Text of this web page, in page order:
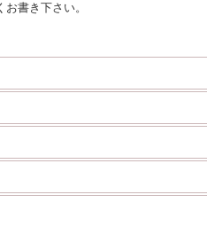
書き下さい。